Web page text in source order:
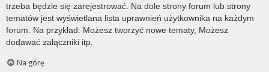
trzeba będzie się zarejestrować. Na dole strony forum lub strony
tematów jest wyświetlana lista uprawnień użytkownika na każdym
forum. Na przykład: Możesz tworzyć nowe tematy, Możesz
dodawać załączniki itp.
Na górę